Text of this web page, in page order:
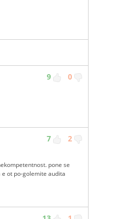
9 0
7 2
pone se
ot po-golemite audita